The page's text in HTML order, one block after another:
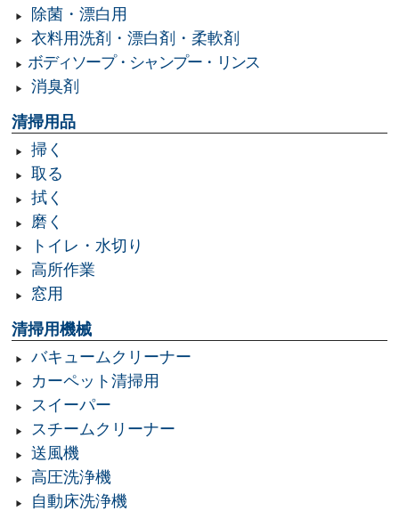
除菌・漂白用
衣料用洗剤・漂白剤・柔軟剤
ボディソープ・シャンプー・リンス
消臭剤
清掃用品
掃く
取る
拭く
磨く
トイレ・水切り
高所作業
窓用
清掃用機械
バキュームクリーナー
カーペット清掃用
スイーパー
スチームクリーナー
送風機
高圧洗浄機
自動床洗浄機